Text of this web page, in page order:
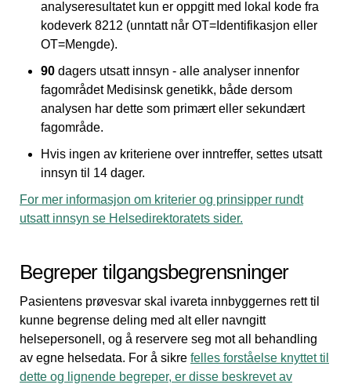
analyseresultatet kun er oppgitt med lokal kode fra
kodeverk 8212 (unntatt når OT=Identifikasjon eller
OT=Mengde).
90 dagers utsatt innsyn - alle analyser innenfor
fagområdet Medisinsk genetikk, både dersom
analysen har dette som primært eller sekundært
fagområde.
Hvis ingen av kriteriene over inntreffer, settes utsatt
innsyn til 14 dager.
For mer informasjon om kriterier og prinsipper rundt
utsatt innsyn se Helsedirektoratets sider.
Begreper tilgangsbegrensninger
Pasientens prøvesvar skal ivareta innbyggernes rett til
kunne begrense deling med alt eller navngitt
helsepersonell, og å reservere seg mot all behandling
av egne helsedata. For å sikre felles forståelse knyttet til
dette og lignende begreper, er disse beskrevet av